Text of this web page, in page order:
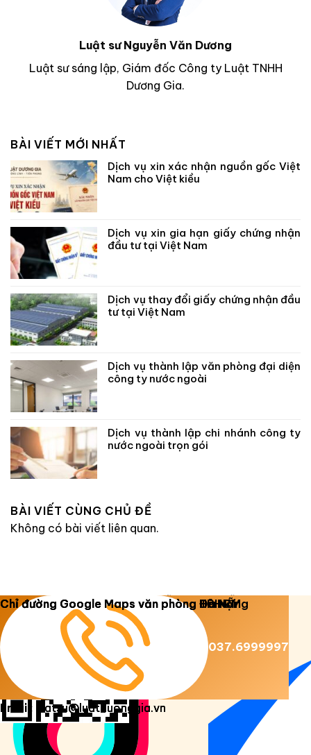
Luật sư Nguyễn Văn Dương
Luật sư sáng lập, Giám đốc Công ty Luật TNHH
Dương Gia.
BÀI VIẾT MỚI NHẤT
Dịch vụ xin xác nhận nguồn gốc Việt
Nam cho Việt kiều
Dịch vụ xin gia hạn giấy chứng nhận
đầu tư tại Việt Nam
Dịch vụ thay đổi giấy chứng nhận đầu
tư tại Việt Nam
Dịch vụ thành lập văn phòng đại diện
công ty nước ngoài
Dịch vụ thành lập chi nhánh công ty
nước ngoài trọn gói
BÀI VIẾT CÙNG CHỦ ĐỀ
Không có bài viết liên quan.
Copyright 2026 © Luật Dương Gia